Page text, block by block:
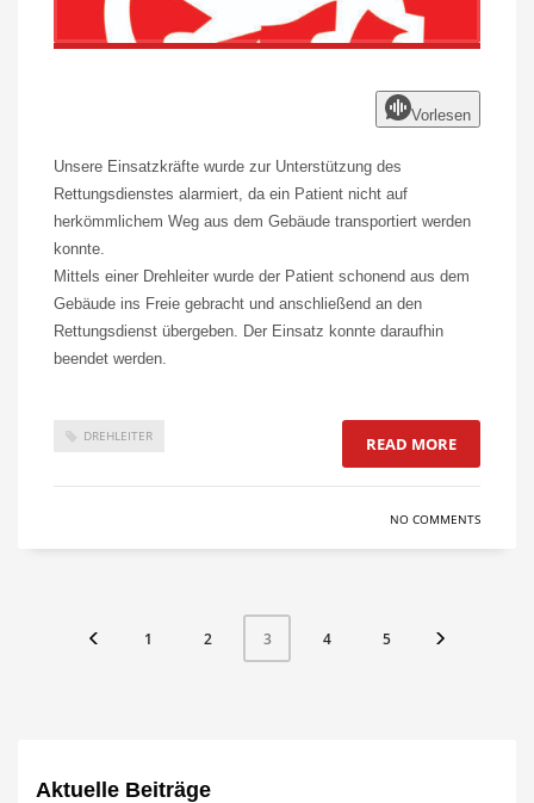
Vorlesen
Unsere Einsatzkräfte wurde zur Unterstützung des
Rettungsdienstes alarmiert, da ein Patient nicht auf
herkömmlichem Weg aus dem Gebäude transportiert werden
konnte.
Mittels einer Drehleiter wurde der Patient schonend aus dem
Gebäude ins Freie gebracht und anschließend an den
Rettungsdienst übergeben. Der Einsatz konnte daraufhin
beendet werden.
DREHLEITER READ MORE
NO COMMENTS
1 2 3 4 5
Aktuelle Beiträge